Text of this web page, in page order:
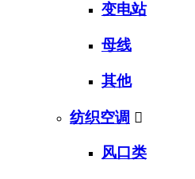
变电站
母线
其他
纺织空调 
风口类